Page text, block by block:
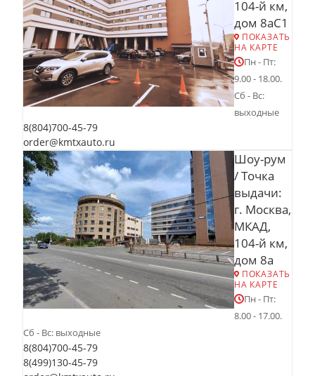
104-й км,
дом 8аС1
ПОКАЗАТЬ
НА КАРТЕ
Пн - Пт:
9.00 - 18.00.
Сб - Вс:
выходные
8(804)700-45-79
order@kmtxauto.ru
Шоу-рум
/ Точка
выдачи:
г. Москва,
МКАД,
104-й км,
дом 8а
ПОКАЗАТЬ
НА КАРТЕ
Пн - Пт:
8.00 - 17.00.
Сб - Вс: выходные
8(804)700-45-79
8(499)130-45-79